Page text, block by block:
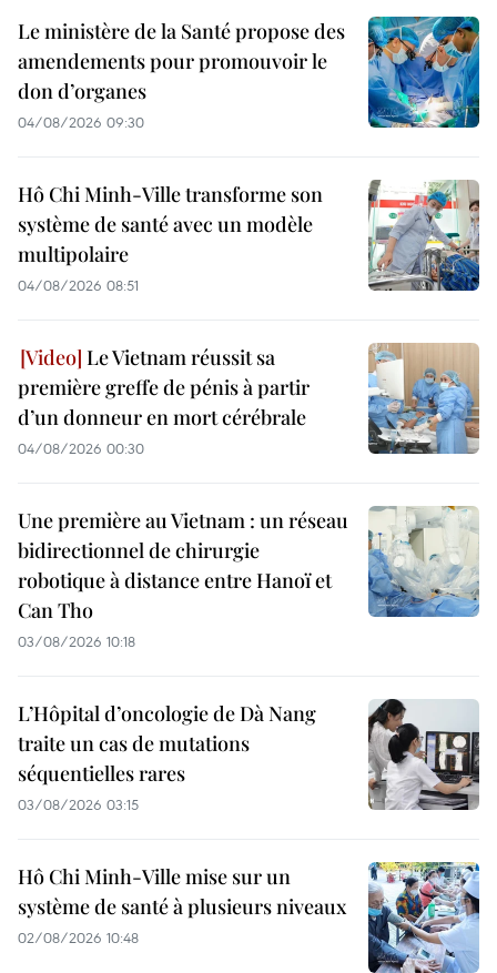
Le ministère de la Santé propose des
amendements pour promouvoir le
don d’organes
04/08/2026 09:30
Hô Chi Minh-Ville transforme son
système de santé avec un modèle
multipolaire
04/08/2026 08:51
Le Vietnam réussit sa
première greffe de pénis à partir
d’un donneur en mort cérébrale
04/08/2026 00:30
Une première au Vietnam : un réseau
bidirectionnel de chirurgie
robotique à distance entre Hanoï et
Can Tho
03/08/2026 10:18
L’Hôpital d’oncologie de Dà Nang
traite un cas de mutations
séquentielles rares
03/08/2026 03:15
Hô Chi Minh-Ville mise sur un
système de santé à plusieurs niveaux
02/08/2026 10:48